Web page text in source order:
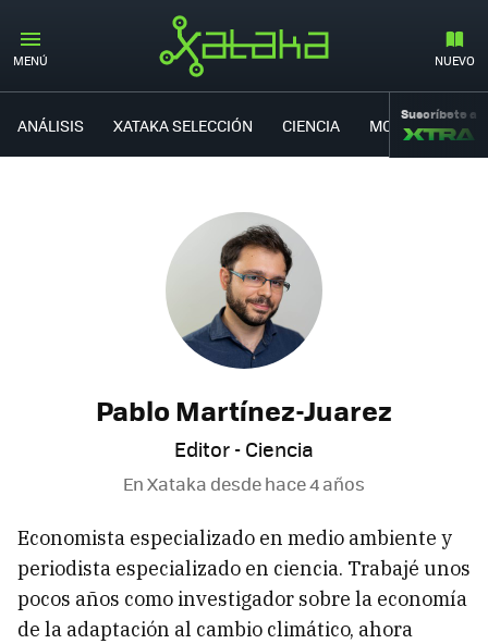
MENÚ NUEVO
ANÁLISIS XATAKA SELECCIÓN CIENCIA MOVILIDAD
Suscríbete a
Pablo Martínez-Juarez
Editor - Ciencia
En Xataka desdehace 4 años
Economista especializado en medio ambiente y
periodista especializado en ciencia. Trabajé unos
pocos años como investigador sobre la economía
de la adaptación al cambio climático, ahora